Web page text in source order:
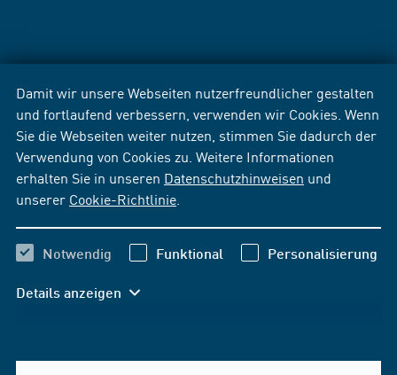
Damit wir unsere Webseiten nutzerfreundlicher gestalten
und fortlaufend verbessern, verwenden wir Cookies. Wenn
Sie die Webseiten weiter nutzen, stimmen Sie dadurch der
Verwendung von Cookies zu. Weitere Informationen
erhalten Sie in unseren Datenschutzhinweisen und
unserer Cookie-Richtlinie
Notwendig Funktional Personalisierung
Details anzeigen